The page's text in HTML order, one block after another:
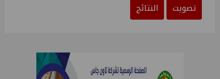
تصويت
النتائج